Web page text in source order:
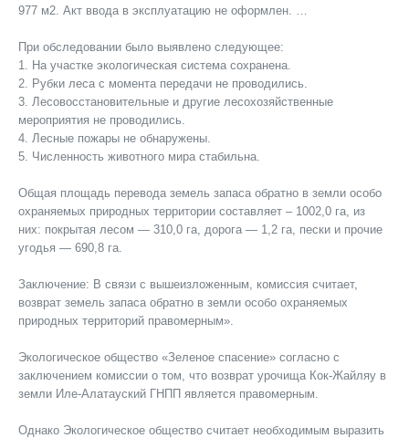
977 м2. Акт ввода в эксплуатацию не оформлен. …
При обследовании было выявлено следующее:
1. На участке экологическая система сохранена.
2. Рубки леса с момента передачи не проводились.
3. Лесовосстановительные и другие лесохозяйственные
мероприятия не проводились.
4. Лесные пожары не обнаружены.
5. Численность животного мира стабильна.
Общая площадь перевода земель запаса обратно в земли особо
охраняемых природных территории составляет – 1002,0 га, из
них: покрытая лесом — 310,0 га, дорога — 1,2 га, пески и прочие
угодья — 690,8 га.
Заключение: В связи с вышеизложенным, комиссия считает,
возврат земель запаса обратно в земли особо охраняемых
природных территорий правомерным».
Экологическое общество «Зеленое спасение» согласно с
заключением комиссии о том, что возврат урочища Кок-Жайляу в
земли Иле-Алатауский ГНПП является правомерным.
Однако Экологическое общество считает необходимым выразить